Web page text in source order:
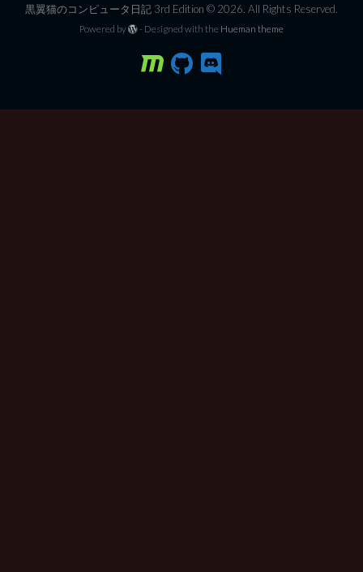
黒翼猫のコンピュータ日記 3rd Edition © 2026. All Rights Reserved.
Powered by - Designed with the Hueman theme